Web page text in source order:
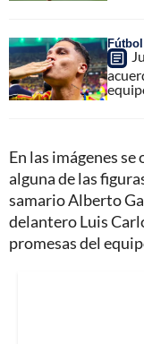
En las imágenes
alguna de las
samario Alberto
delantero Luis
promesas del